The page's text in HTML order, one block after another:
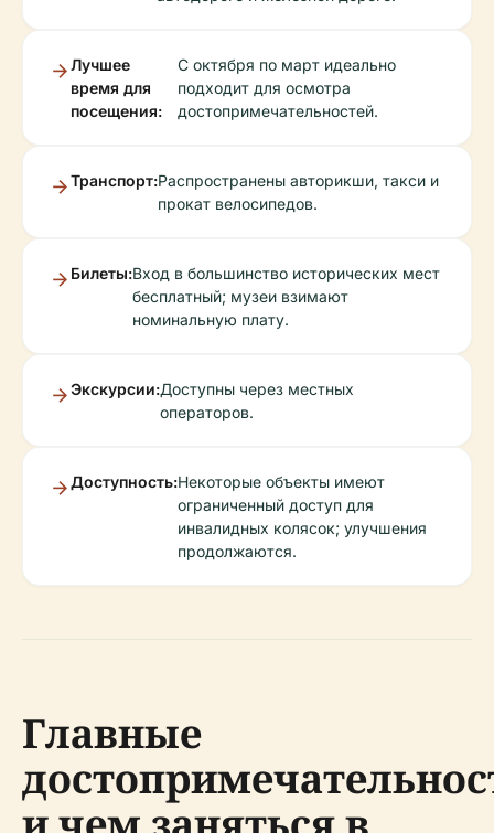
Лучшее
время для
посещения:
С октября по март идеально
подходит для осмотра
достопримечательностей.
Транспорт:Распространены авторикши, такси и
прокат велосипедов.
Билеты:Вход в большинство исторических мест
бесплатный; музеи взимают
номинальную плату.
Экскурсии:Доступны через местных
операторов.
Доступность:Некоторые объекты имеют
ограниченный доступ для
инвалидных колясок; улучшения
продолжаются.
Главные